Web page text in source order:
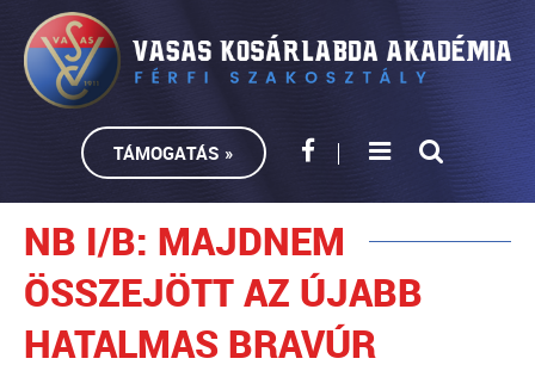
TÁMOGATÁS »
NB I/B: MAJDNEM
ÖSSZEJÖTT AZ ÚJABB
HATALMAS BRAVÚR